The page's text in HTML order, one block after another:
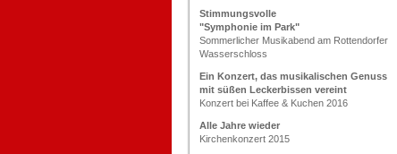
Stimmungsvolle
"Symphonie im Park"
Sommerlicher Musikabend am Rottendorfer
Wasserschloss
Ein Konzert, das musikalischen Genuss
mit süßen Leckerbissen vereint
Konzert bei Kaffee & Kuchen 2016
Alle Jahre wieder
Kirchenkonzert 2015